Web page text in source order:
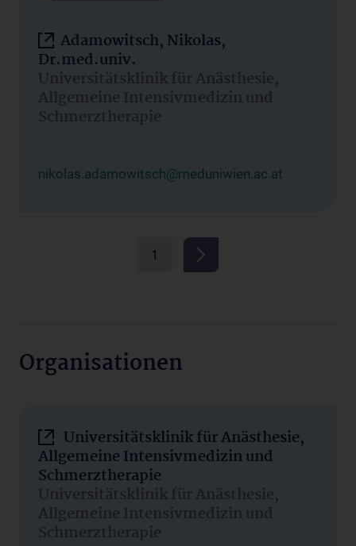
Adamowitsch, Nikolas,
Dr.med.univ.
Universitätsklinik für Anästhesie,
Allgemeine Intensivmedizin und
Schmerztherapie
nikolas.adamowitsch@meduniwien.ac.at
1
Organisationen
Universitätsklinik für Anästhesie,
Allgemeine Intensivmedizin und
Schmerztherapie
Universitätsklinik für Anästhesie,
Allgemeine Intensivmedizin und
Schmerztherapie